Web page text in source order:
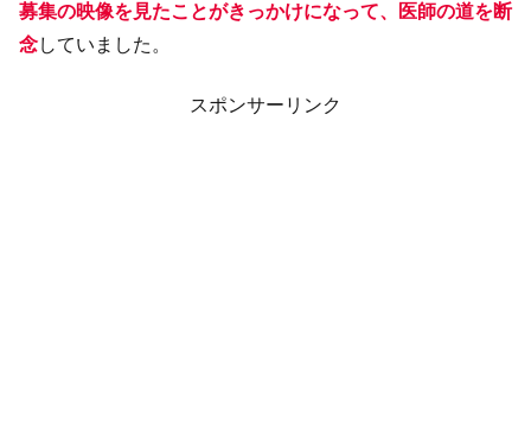
募集の映像を見たことがきっかけになって、医師の道を断
念していました。
スポンサーリンク